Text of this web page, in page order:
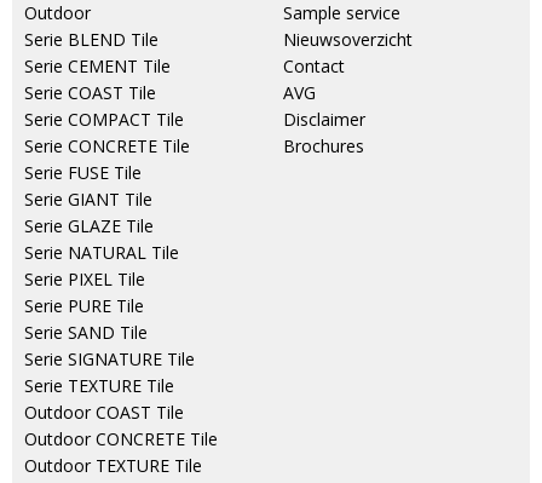
Outdoor
Serie BLEND Tile
Serie CEMENT Tile
Serie COAST Tile
Serie COMPACT Tile
Serie CONCRETE Tile
Serie FUSE Tile
Serie GIANT Tile
Serie GLAZE Tile
Serie NATURAL Tile
Serie PIXEL Tile
Serie PURE Tile
Serie SAND Tile
Serie SIGNATURE Tile
Serie TEXTURE Tile
Outdoor COAST Tile
Outdoor CONCRETE Tile
Outdoor TEXTURE Tile
Sample service
Nieuwsoverzicht
Contact
AVG
Disclaimer
Brochures